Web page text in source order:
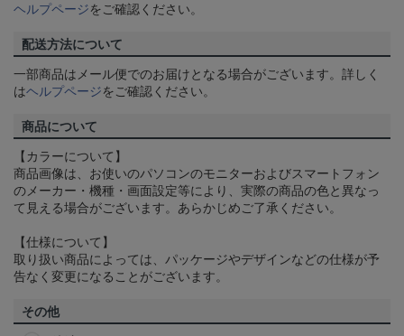
ヘルプページをご確認ください。
配送方法について
一部商品はメール便でのお届けとなる場合がございます。詳しく
はヘルプページをご確認ください。
商品について
【カラーについて】
商品画像は、お使いのパソコンのモニターおよびスマートフォン
のメーカー・機種・画面設定等により、実際の商品の色と異なっ
て見える場合がございます。あらかじめご了承ください。
【仕様について】
取り扱い商品によっては、パッケージやデザインなどの仕様が予
告なく変更になることがございます。
その他